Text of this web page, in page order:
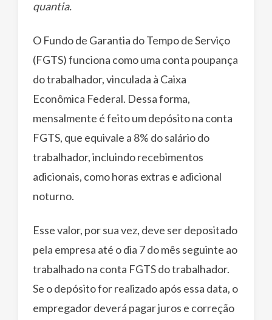
quantia.
O Fundo de Garantia do Tempo de Serviço
(FGTS) funciona como uma conta poupança
do trabalhador, vinculada à Caixa
Econômica Federal. Dessa forma,
mensalmente é feito um depósito na conta
FGTS, que equivale a 8% do salário do
trabalhador, incluindo recebimentos
adicionais, como horas extras e adicional
noturno.
Esse valor, por sua vez, deve ser depositado
pela empresa até o dia 7 do mês seguinte ao
trabalhado na conta FGTS do trabalhador.
Se o depósito for realizado após essa data, o
empregador deverá pagar juros e correção